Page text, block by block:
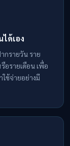
ได้เอง
ากรายวัน ราย
อรายเดือน เพื่อ
ช้จ่ายอย่างมี